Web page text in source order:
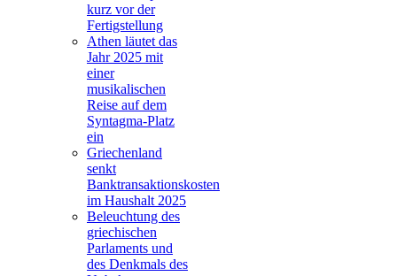
kurz vor der
Fertigstellung
Athen läutet das
Jahr 2025 mit
einer
musikalischen
Reise auf dem
Syntagma-Platz
ein
Griechenland
senkt
Banktransaktionskosten
im Haushalt 2025
Beleuchtung des
griechischen
Parlaments und
des Denkmals des